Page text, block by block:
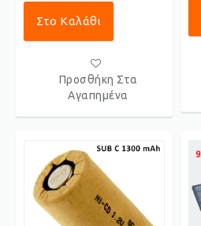
Στο Καλάθι
Προσθήκη Στα
Αγαπημένα